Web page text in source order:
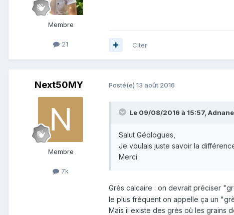
Membre
21 Citer
Next50MY
Membre
7k
Posté(e) 13 août 2016
Le 09/08/2016 à 15:57,
Salut Géologues,
Je voulais juste savoir la
Merci
Grès calcaire : on devrait préciser
le plus fréquent on appelle ça un
Mais il existe des grès où les grains